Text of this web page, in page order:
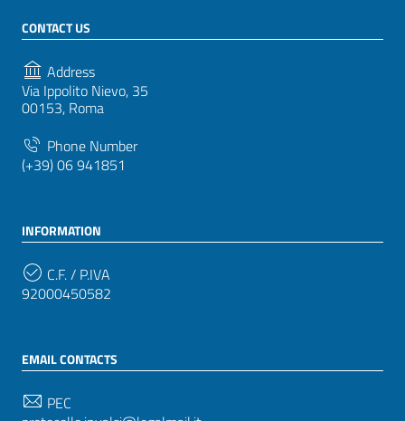
CONTACT US
Address
Via Ippolito Nievo, 35
00153, Roma
Phone Number
(+39) 06 941851
INFORMATION
C.F. / P.IVA
92000450582
EMAIL CONTACTS
PEC